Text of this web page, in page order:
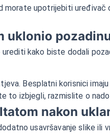
morate upotrijebiti
uklonio
kako biste dodali
Besplatni korisnici
to izbjegli, razmislite o
nakon
usavršavanje slike ili